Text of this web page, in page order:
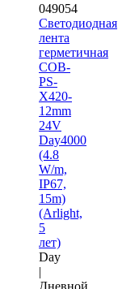
049054
Светодиодная
лента
герметичная
COB-
PS-
X420-
12mm
24V
Day4000
(4.8
W/m,
IP67,
15m)
(Arlight,
5
лет)
Day
|
Дневной